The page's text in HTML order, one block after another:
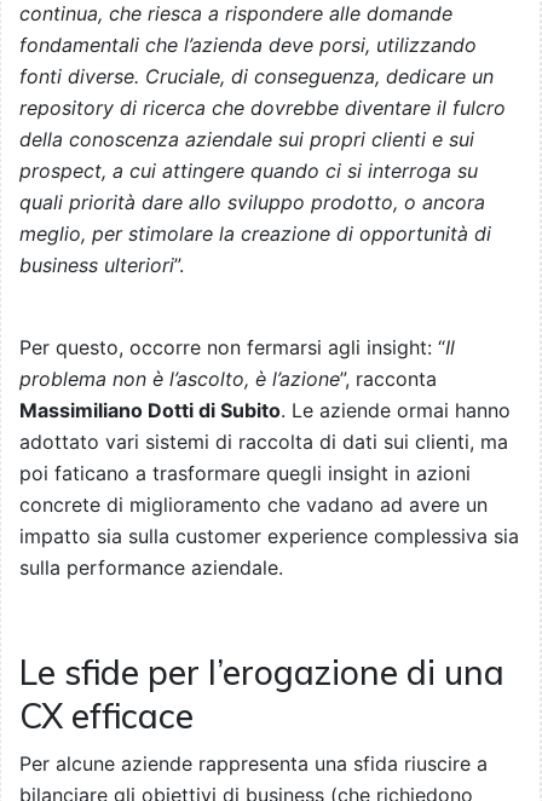
continua, che riesca a rispondere alle domande
fondamentali che l’azienda deve porsi, utilizzando
fonti diverse. Cruciale, di conseguenza, dedicare un
repository di ricerca che dovrebbe diventare il fulcro
della conoscenza aziendale sui propri clienti e sui
prospect, a cui attingere quando ci si interroga su
quali priorità dare allo sviluppo prodotto, o ancora
meglio, per stimolare la creazione di opportunità di
business ulteriori”.
Per questo, occorre non fermarsi agli insight: “Il
problema non è l’ascolto, è l’azione”, racconta
Massimiliano Dotti di Subito. Le aziende ormai hanno
adottato vari sistemi di raccolta di dati sui clienti, ma
poi faticano a trasformare quegli insight in azioni
concrete di miglioramento che vadano ad avere un
impatto sia sulla customer experience complessiva sia
sulla performance aziendale.
Le sfide per l’erogazione di una
CX efficace
Per alcune aziende rappresenta una sfida riuscire a
bilanciare gli obiettivi di business (che richiedono